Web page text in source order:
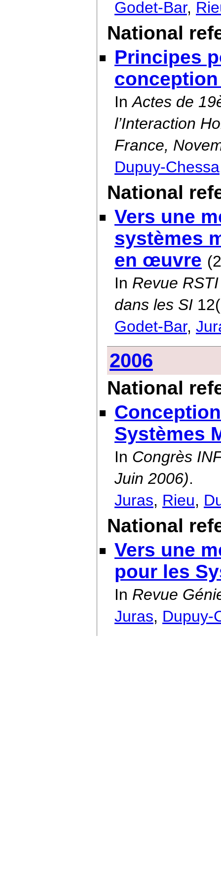
Godet-Bar,
National
Principes
InActes de
l’Interaction
France,
Dupuy-Chessa
National
Vers une
systèmes
en œuvre
In Revue
dans les SI
Godet-Bar,
2006
National
Systèmes
In Congrès
Juin 2006).
Juras, Rieu,
National
Vers une
pour les
In Revue
Juras, Dupuy-